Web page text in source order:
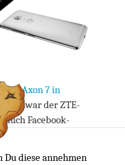
ZTE Axon 7 in
war der ZTE-
auch Facebook-
doch nicht so…
Du diese annehmen